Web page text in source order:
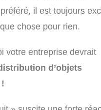
il est toujours
chose pour rien.
votre entreprise devrait
d’objets